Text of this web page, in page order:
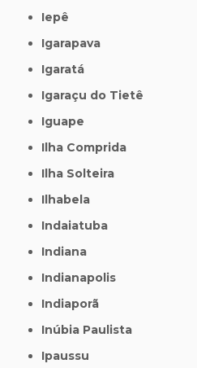
Iepê
Igarapava
Igaratá
Igaraçu do Tietê
Iguape
Ilha Comprida
Ilha Solteira
Ilhabela
Indaiatuba
Indiana
Indianapolis
Indiaporã
Inúbia Paulista
Ipaussu